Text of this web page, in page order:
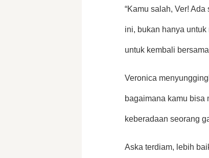
“Kamu salah, Ver!
ini, bukan hanya
untuk kembali
Veronica
bagaimana kamu bisa
keberadaan seorang
Aska terdiam, lebih